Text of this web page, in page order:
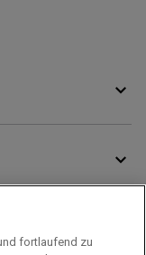
fortlaufend zu